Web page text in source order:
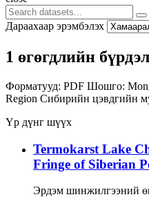
Дараахаар эрэмбэлэх
1 өгөгдлийн
Форматууд: PDF Шошго:
Region Сибирийн цэвдгийн
Үр дүнг шүүх
Termokarst Lake
Fringe of Siberian
Эрдэм шинжилгээний